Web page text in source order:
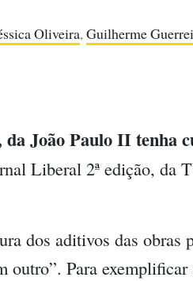
Oliveira,Guilherme
João Paulo II tenha
Liberal 2ª edição, da
dos aditivos das obras
Para exemplificar